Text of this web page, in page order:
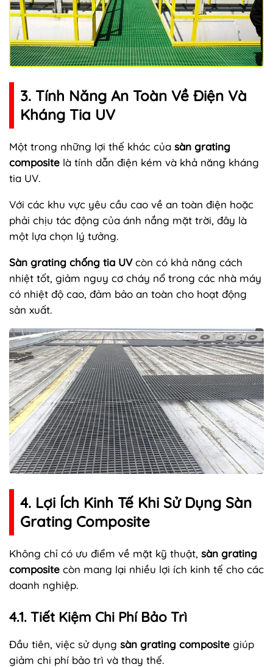
3. Tính Năng An Toàn Về Điện Và
Kháng Tia UV
Một trong những lợi thế khác của sàn grating
composite là tính dẫn điện kém và khả năng kháng
tia UV.
Với các khu vực yêu cầu cao về an toàn điện hoặc
phải chịu tác động của ánh nắng mặt trời, đây là
một lựa chọn lý tưởng.
Sàn grating chống tia UVcòn có khả năng cách
nhiệt tốt, giảm nguy cơ cháy nổ trong các nhà máy
có nhiệt độ cao, đảm bảo an toàn cho hoạt động
sản xuất.
4. Lợi Ích Kinh Tế Khi Sử Dụng Sàn
Grating Composite
Không chỉ có ưu điểm về mặt kỹ thuật, sàn grating
composite còn mang lại nhiều lợi ích kinh tế cho các
doanh nghiệp.
4.1. Tiết Kiệm Chi Phí Bảo Trì
Đầu tiên, việc sử dụng sàn grating composite giúp
giảm chi phí bảo trì và thay thế.